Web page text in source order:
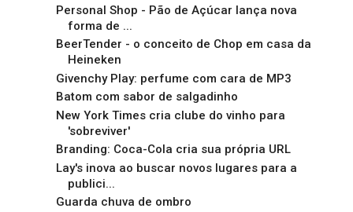
Personal Shop - Pão de Açúcar lança nova
forma de ...
BeerTender - o conceito de Chop em casa da
Heineken
Givenchy Play: perfume com cara de MP3
Batom com sabor de salgadinho
New York Times cria clube do vinho para
'sobreviver'
Branding: Coca-Cola cria sua própria URL
Lay's inova ao buscar novos lugares para a
publici...
Guarda chuva de ombro